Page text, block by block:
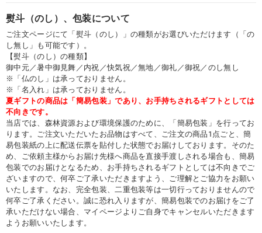
熨斗（のし）、包装について
ご注文ページにて「熨斗（のし）」の種類がお選びいただけます（「の
し無し」も可能です）。
【熨斗（のし）の種類】
御中元／暑中御見舞／内祝／快気祝／無地／御礼／御祝／のし無し
※「仏のし」は承っておりません。
※「名入れ」は承っておりません。
夏ギフトの商品は「簡易包装」であり、お手持ちされるギフトとしては
不向きです。
当店では、森林資源および環境保護のために、「簡易包装」を行ってお
ります。ご注文いただいたお品物はすべて、ご注文の商品1点ごと、簡
易包装紙の上に配送伝票を貼付した状態でお届けしております。そのた
め、ご依頼主様からお届け先様へ商品を直接手渡しされる場合も、簡易
包装でのお届けとなるため、お手持ちされるギフトとしては不向きでご
ざいますので、何卒ご了承いただきますよう、ご理解とご協力をお願い
いたします。なお、完全包装、二重包装等は一切行っておりませんので
何卒ご了承ください。誠に恐れ入りますが、簡易包装でのお届けをご了
承いただけない場合、マイページよりご自身でキャンセルいただきます
ようお願いいたします。